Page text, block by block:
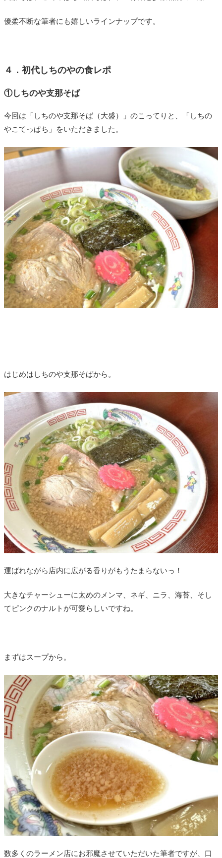
優柔不断な筆者にも嬉しいラインナップです。
４．初代しちのやの食レポ
①しちのや支那そば
今回は「しちのや支那そば（大盛）」のこってりと、「しちの
やこてっぱち」をいただきました。
はじめはしちのや支那そばから。
運ばれながら店内に広がる香りがもうたまらないっ！
大きなチャーシューに太めのメンマ、ネギ、ニラ、海苔、そし
てピンクのナルトが可愛らしいですね。
まずはスープから。
数多くのラーメン店にお邪魔させていただいた筆者ですが、口